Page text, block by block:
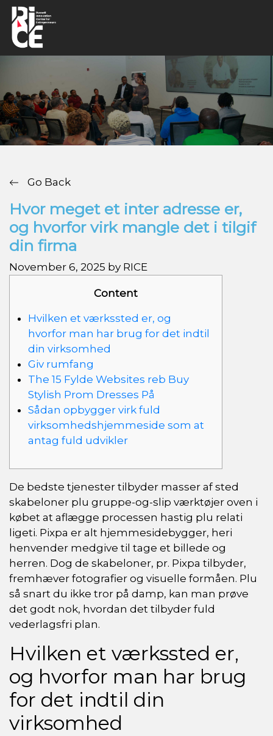
Go Back
Hvor meget et inter adresse er,
og hvorfor virk mangle det i tilgif
din firma
November 6, 2025 by RICE
Content
Hvilken et værkssted er, og
hvorfor man har brug for det indtil
din virksomhed
Giv rumfang
The 15 Fylde Websites reb Buy
Stylish Prom Dresses På
Sådan opbygger virk fuld
virksomhedshjemmeside som at
antag fuld udvikler
De bedste tjenester tilbyder masser af sted
skabeloner plu gruppe-og-slip værktøjer oven i
købet at aflægge processen hastig plu relati
ligeti. Pixpa er alt hjemmesidebygger, heri
henvender medgive til tage et billede og
herren. Dog de skabeloner, pr. Pixpa tilbyder,
fremhæver fotografier og visuelle formåen. Plu
så snart du ikke tror på damp, kan man prøve
det godt nok, hvordan det tilbyder fuld
vederlagsfri plan.
Hvilken et værkssted er,
og hvorfor man har brug
for det indtil din
virksomhed